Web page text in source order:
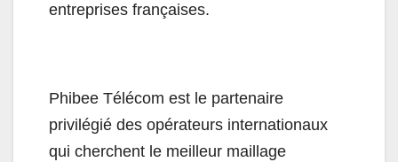
entreprises françaises.
Phibee Télécom est le partenaire
privilégié des opérateurs internationaux
qui cherchent le meilleur maillage